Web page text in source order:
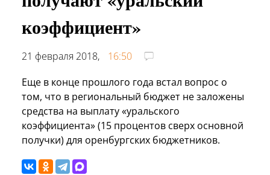
коэффициент»
21 февраля 2018,
16:50
Еще в конце прошлого года встал вопрос о
том, что в региональный бюджет не заложены
средства на выплату «уральского
коэффициента» (15 процентов сверх основной
получки) для оренбургских бюджетников.